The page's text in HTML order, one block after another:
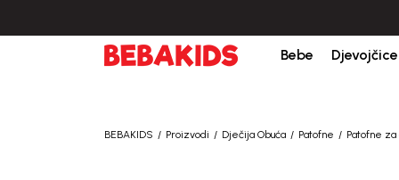
Bebe Djevojčice
BEBAKIDS Proizvodi Dječija Obuća Patofne Patofne